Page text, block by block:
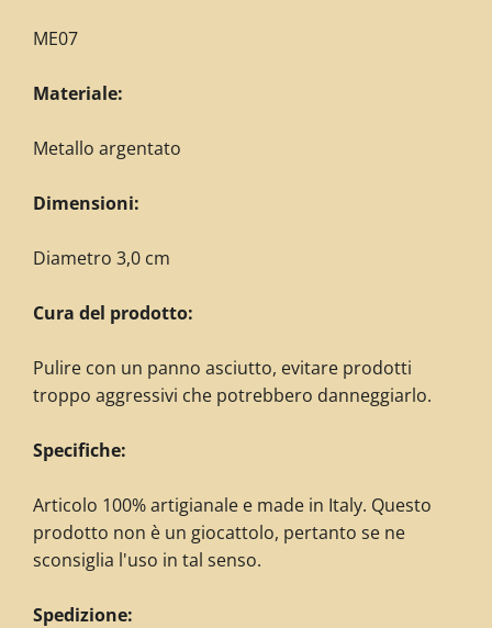
ME07
Materiale:
Metallo argentato
Dimensioni:
Diametro 3,0 cm
Cura del prodotto:
Pulire con un panno asciutto, evitare prodotti
troppo aggressivi che potrebbero danneggiarlo.
Specifiche:
Articolo 100% artigianale e made in Italy. Questo
prodotto non è un giocattolo, pertanto se ne
sconsiglia l'uso in tal senso.
Spedizione: